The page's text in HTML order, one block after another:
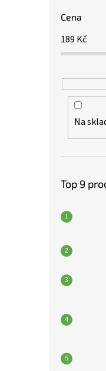
Cena
189 Kč
Na
Top 9